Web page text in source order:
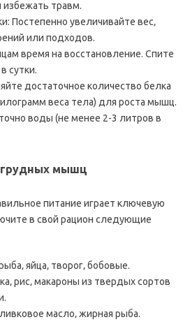
избежать травм.
Постепенно увеличивайте вес‚
или подходов.
время на восстановление. Спите
сутки.
достаточное количество белка
веса тела) для роста мышц.
воды (не менее 2-3 литров в
грудных мышц
питание играет ключевую
в свой рацион следующие
яйца‚ творог‚ бобовые.
рис‚ макароны из твердых сортов
масло‚ жирная рыба.